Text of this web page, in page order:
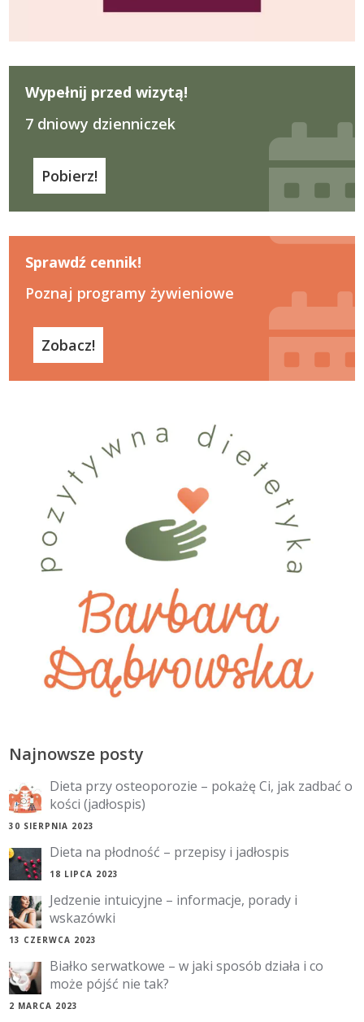
Wypełnij przed wizytą!
7 dniowy dzienniczek
Pobierz!
Sprawdź cennik!
Poznaj programy żywieniowe
Zobacz!
Najnowsze posty
Dieta przy osteoporozie – pokażę Ci, jak zadbać o
kości (jadłospis)
30 SIERPNIA 2023
Dieta na płodność – przepisy i jadłospis
18 LIPCA 2023
Jedzenie intuicyjne – informacje, porady i
wskazówki
13 CZERWCA 2023
Białko serwatkowe – w jaki sposób działa i co
może pójść nie tak?
2 MARCA 2023